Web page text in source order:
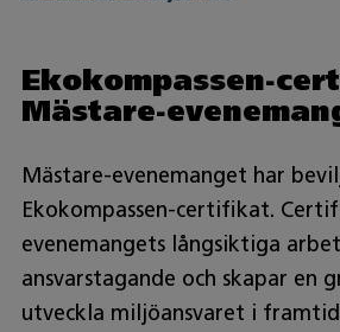
Ekokompassen-
Mästare-
Mästare-evenemanget har
Ekokompassen-certifikat.
evenemangets långsiktiga
ansvarstagande och skapar en
utveckla miljöansvaret i